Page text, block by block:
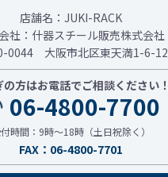
店舗名：JUKI-RACK
社：什器スチール販売株式会社
0044 大阪市北区東天満1-6-12
の方はお電話でご相談ください！
06-4800-7700
時間：9時～18時（土日祝除く）
FAX：06-4800-7701